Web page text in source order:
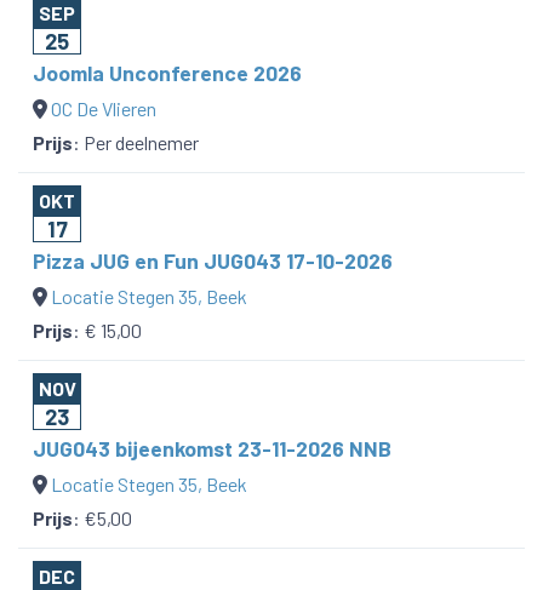
SEP
25
Joomla Unconference 2026
OC De Vlieren
Prijs: Per deelnemer
OKT
17
Pizza JUG en Fun JUG043 17-10-2026
Locatie Stegen 35, Beek
Prijs: € 15,00
NOV
23
JUG043 bijeenkomst 23-11-2026 NNB
Locatie Stegen 35, Beek
Prijs: €5,00
DEC